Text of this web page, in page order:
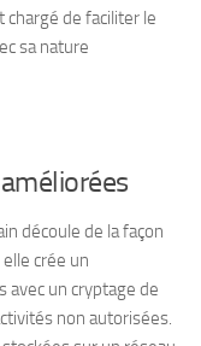
chargé de faciliter le
sa nature
découle de la façon
crée un
un cryptage de
non autorisées.